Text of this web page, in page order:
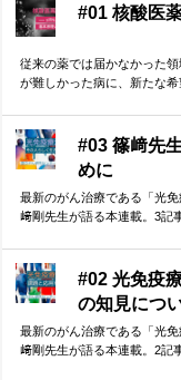
#01 核酸医
従来の薬では届かなかった
が難しかった病に、新たな
#03 篠﨑先
めに
最新のがん治療である「光
﨑剛先生が語る本連載。3記
#02 光免疫
の知見につ
最新のがん治療である「光
﨑剛先生が語る本連載。2記